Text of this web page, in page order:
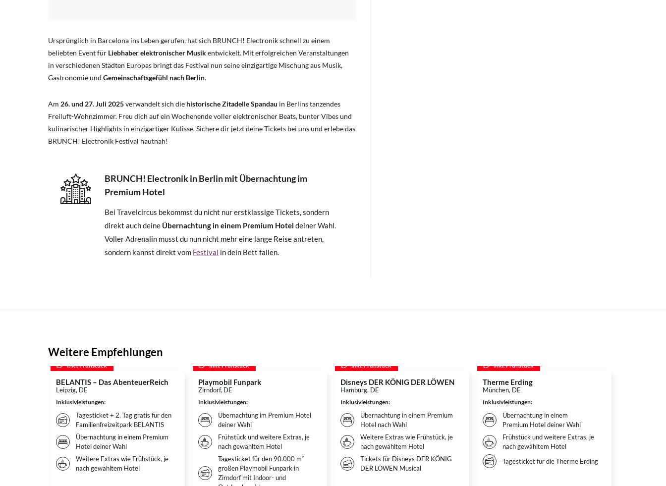
Ursprünglich in Barcelona ins Leben gerufen, hat sich BRUNCH! Electronik schnell zu einem
beliebten Event für Liebhaber elektronischer Musikentwickelt. Mit erfolgreichen Veranstaltungen
in verschiedenen Städten Europas bringt das Festival nun seine einzigartige Mischung aus Musik,
Gastronomie und Gemeinschaftsgefühl nach Berlin.​
Am 26. und 27. Juli 2025verwandelt sich die historische Zitadelle Spandau in Berlins tanzendes
Freiluft-Wohnzimmer. Freu dich auf ein Wochenende voller elektronischer Beats, bunter Vibes und
kulinarischer Highlights in einzigartiger Kulisse. Sichere dir jetzt deine Tickets bei uns und erlebe das
BRUNCH! Electronik Festival hautnah!
BRUNCH! Electronik in Berlin mit Übernachtung im
Premium Hotel
Bei Travelcircus bekommst du nicht nur erstklassige Tickets, sondern
direkt auch deine Übernachtung in einem Premium Hotel deiner Wahl.
Voller Adrenalin musst du nun nicht mehr eine lange Reise antreten,
sondern kannst direkt vom Festival in dein Bett fallen.
Weitere Empfehlungen
inkl. Frühstück
BELANTIS – Das AbenteuerReich
Leipzig, DE
Inklusivleistungen:
Tagesticket + 2. Tag gratis für den
Familienfreizeitpark BELANTIS
Übernachtung in einem Premium
Hotel deiner Wahl
Weitere Extras wie Frühstück, je
nach gewähltem Hotel
inkl. Frühstück
Playmobil Funpark
Zirndorf, DE
Inklusivleistungen:
Übernachtung im Premium Hotel
deiner Wahl
Frühstück und weitere Extras, je
nach gewähltem Hotel
Tagesticket für den 90.000 m²
großen Playmobil Funpark in
Zirndorf mit Indoor- und
inkl. Frühstück
Disneys DER KÖNIG DER LÖWEN
Hamburg, DE
Inklusivleistungen:
Übernachtung in einem Premium
Hotel nach Wahl
Weitere Extras wie Frühstück, je
nach gewähltem Hotel
Tickets für Disneys DER KÖNIG
DER LÖWEN Musical
inkl. Frühstück
Therme Erding
München, DE
Inklusivleistungen:
Übernachtung in einem
Premium Hotel deiner Wahl
Frühstück und weitere Extras, je
nach gewähltem Hotel
Tagesticket für die Therme Erding